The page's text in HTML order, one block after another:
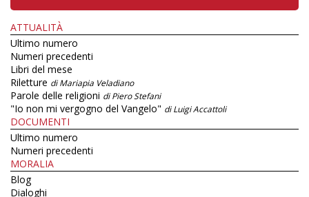
ATTUALITÀ
Ultimo numero
Numeri precedenti
Libri del mese
Riletture di Mariapia Veladiano
Parole delle religioni di Piero Stefani
"Io non mi vergogno del Vangelo" di Luigi Accattoli
DOCUMENTI
Ultimo numero
Numeri precedenti
MORALIA
Blog
Dialoghi